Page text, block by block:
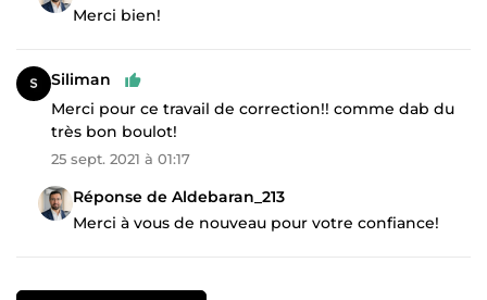
Merci bien!
Siliman
Merci pour ce travail de correction!! comme dab du
très bon boulot!
25 sept. 2021 à 01:17
Réponse de Aldebaran_213
Merci à vous de nouveau pour votre confiance!